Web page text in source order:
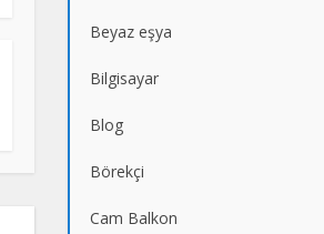
Beyaz eşya
Bilgisayar
Blog
Börekçi
Cam Balkon